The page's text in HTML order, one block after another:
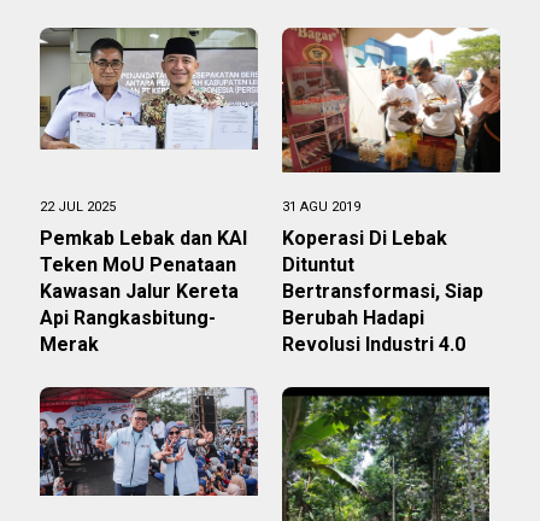
22 JUL 2025
Pemkab Lebak dan KAI
Teken MoU Penataan
Kawasan Jalur Kereta
Api Rangkasbitung-
Merak
31 AGU 2019
Koperasi Di Lebak
Dituntut
Bertransformasi, Siap
Berubah Hadapi
Revolusi Industri 4.0